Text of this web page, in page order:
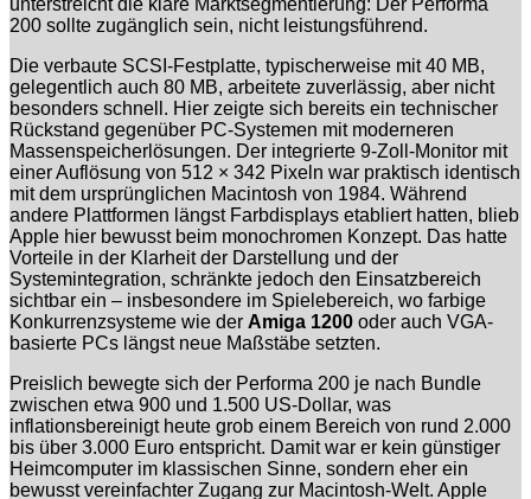
unterstreicht die klare Marktsegmentierung: Der Performa
200 sollte zugänglich sein, nicht leistungsführend.
Die verbaute SCSI-Festplatte, typischerweise mit 40 MB,
gelegentlich auch 80 MB, arbeitete zuverlässig, aber nicht
besonders schnell. Hier zeigte sich bereits ein technischer
Rückstand gegenüber PC-Systemen mit moderneren
Massenspeicherlösungen. Der integrierte 9-Zoll-Monitor mit
einer Auflösung von 512 × 342 Pixeln war praktisch identisch
mit dem ursprünglichen Macintosh von 1984. Während
andere Plattformen längst Farbdisplays etabliert hatten, blieb
Apple hier bewusst beim monochromen Konzept. Das hatte
Vorteile in der Klarheit der Darstellung und der
Systemintegration, schränkte jedoch den Einsatzbereich
sichtbar ein – insbesondere im Spielebereich, wo farbige
Konkurrenzsysteme wie der Amiga 1200 oder auch VGA-
basierte PCs längst neue Maßstäbe setzten.
Preislich bewegte sich der Performa 200 je nach Bundle
zwischen etwa 900 und 1.500 US-Dollar, was
inflationsbereinigt heute grob einem Bereich von rund 2.000
bis über 3.000 Euro entspricht. Damit war er kein günstiger
Heimcomputer im klassischen Sinne, sondern eher ein
bewusst vereinfachter Zugang zur Macintosh-Welt. Apple